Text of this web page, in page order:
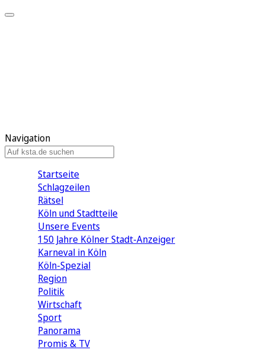
Navigation
Startseite
Schlagzeilen
Rätsel
Köln und Stadtteile
Unsere Events
150 Jahre Kölner Stadt-Anzeiger
Karneval in Köln
Köln-Spezial
Region
Politik
Wirtschaft
Sport
Panorama
Promis & TV